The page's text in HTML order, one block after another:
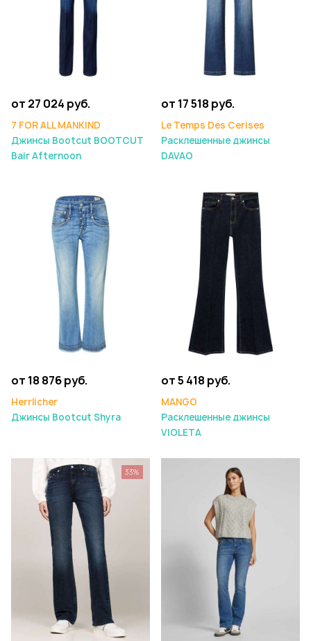
от 27 024 руб.
7 FOR ALL MANKIND
Джинсы Bootcut BOOTCUT
Bair Afternoon
от 17 518 руб.
Le Temps Des Cerises
Расклешенные джинсы
DAVAO
от 18 876 руб.
Herrlicher
Джинсы Bootcut Shyra
от 5 418 руб.
MANGO
Расклешенные джинсы
VIOLETA
33%